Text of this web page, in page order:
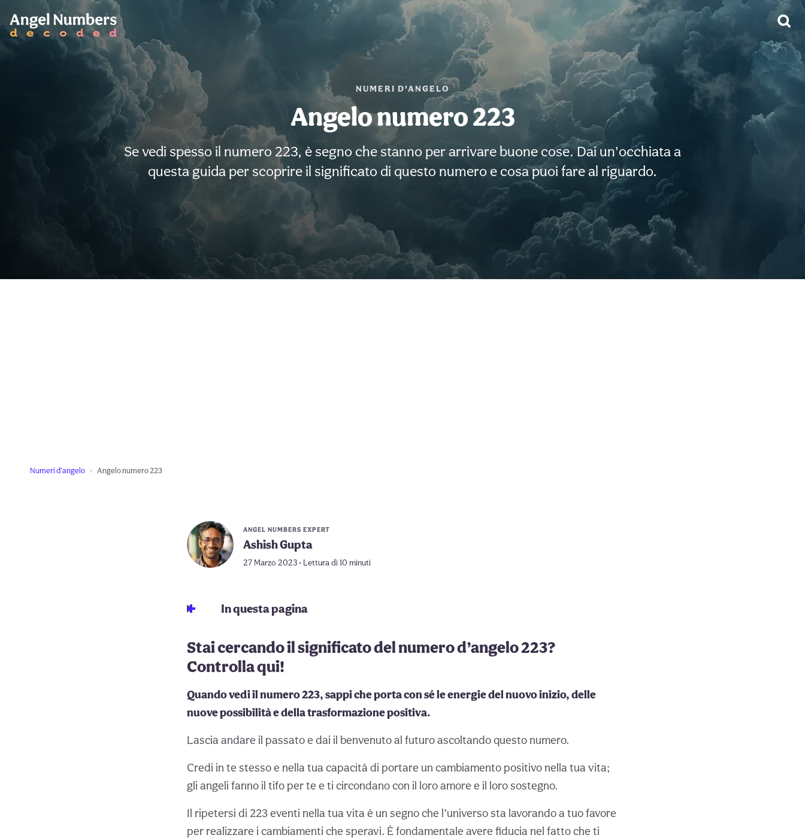
NUMERI D'ANGELO
Angelo numero 223
Se vedi spesso il numero 223, è segno che stanno per arrivare buone cose. Dai un'occhiata a
questa guida per scoprire il significato di questo numero e cosa puoi fare al riguardo.
Numeri d'angelo Angelo numero 223
ANGEL NUMBERS EXPERT
Ashish Gupta
27 Marzo 2023 • Lettura di 10 minuti
In questa pagina
Stai cercando il significato del numero d’angelo 223?
Controlla qui!
Quando vedi il numero 223, sappi che porta con sé le energie del nuovo inizio, delle
nuove possibilità e della trasformazione positiva.
Lascia andare il passato e dai il benvenuto al futuro ascoltando questo numero.
Credi in te stesso e nella tua capacità di portare un cambiamento positivo nella tua vita;
gli angeli fanno il tifo per te e ti circondano con il loro amore e il loro sostegno.
Il ripetersi di 223 eventi nella tua vita è un segno che l’universo sta lavorando a tuo favore
per realizzare i cambiamenti che speravi. È fondamentale avere fiducia nel fatto che ti